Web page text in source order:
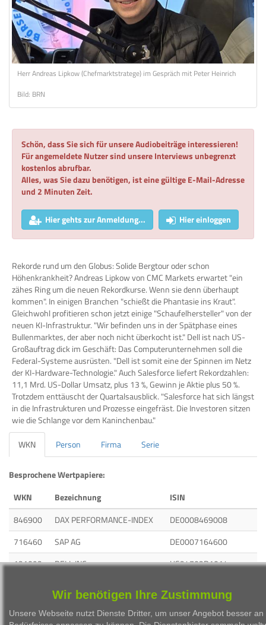
Herr Andreas Lipkow (Chefmarktstratege) im Gespräch mit Peter Heinrich
Bild: BRN
Schön, dass Sie sich für unsere Audiobeiträge interessieren!
Für angemeldete Nutzer sind unsere Interviews unbegrenzt
kostenlos abrufbar.
Alles, was Sie dazu benötigen, ist eine gültige E-Mail-Adresse
und 2 Minuten Zeit.
Hier gehts zur Anmeldung... Hier einloggen
Rekorde rund um den Globus: Solide Bergtour oder schon
Höhenkrankheit? Andreas Lipkow von CMC Markets erwartet "ein
zähes Ring um die neuen Rekordkurse. Wenn sie denn überhaupt
kommen". In einigen Branchen "schießt die Phantasie ins Kraut".
Gleichwohl profitieren schon jetzt einige "Schaufelhersteller" von der
neuen KI-Infrastruktur. "Wir befinden uns in der Spätphase eines
Bullenmarktes, der aber noch nicht überkocht ist." Dell ist nach US-
Großauftrag dick im Geschäft: Das Computerunternehmen soll die
Federal-Systeme ausrüsten. "Dell ist somit eine der Spinnen im Netz
der KI-Hardware-Technologie." Auch Salesforce liefert Rekordzahlen:
11,1 Mrd. US-Dollar Umsatz, plus 13 %, Gewinn je Aktie plus 50 %.
Trotzdem enttäuscht der Quartalsausblick. "Salesforce hat sich längst
in die Infrastrukturen und Prozesse eingefräst. Die Investoren sitzen
wie die Schlange vor dem Kaninchenbau."
WKN
Person Firma Serie
Besprochene Wertpapiere:
WKN
Bezeichnung
ISIN
846900
DAX PERFORMANCE-INDEX
DE0008469008
716460
SAP AG
DE0007164600
121092
DELL INC.
US24702R1014
Wir benötigen Ihre Zustimmung
Unsere Webseite nutzt Dienste Dritter, um unser Angebot besser an